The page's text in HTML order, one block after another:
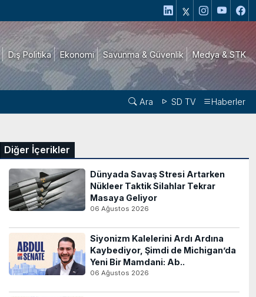
Dış Politika Ekonomi Savunma & Güvenlik Medya & STK
Ara SD TV Haberler
Diğer İçerikler
Dünyada Savaş Stresi Artarken
Nükleer Taktik Silahlar Tekrar
Masaya Geliyor
06 Ağustos 2026
Siyonizm Kalelerini Ardı Ardına
Kaybediyor, Şimdi de Michigan’da
Yeni Bir Mamdani: Ab..
06 Ağustos 2026